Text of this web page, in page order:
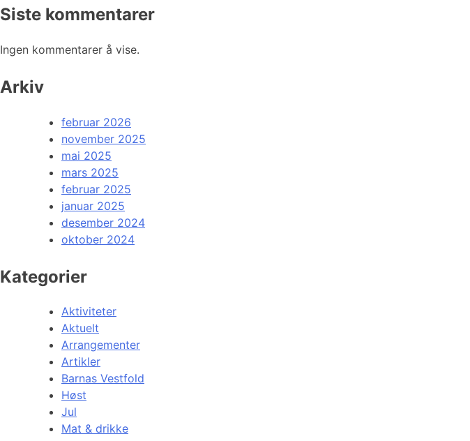
Siste kommentarer
Ingen kommentarer å vise.
Arkiv
februar 2026
november 2025
mai 2025
mars 2025
februar 2025
januar 2025
desember 2024
oktober 2024
Kategorier
Aktiviteter
Aktuelt
Arrangementer
Artikler
Barnas Vestfold
Høst
Jul
Mat & drikke